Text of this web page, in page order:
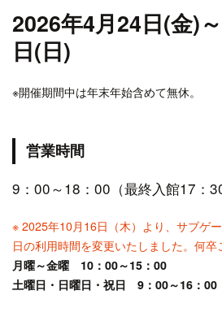
2026年4月24日(金)
日(日)
※開催期間中は年末年始含めて無休。
営業時間
9：00～18：00（最終入館17：30
※ 2025年10月16日（木）より、サブゲ
日の利用時間を変更いたしました。何卒
月曜～金曜 10：00～15：00
土曜日・日曜日・祝日 9：00～16：00